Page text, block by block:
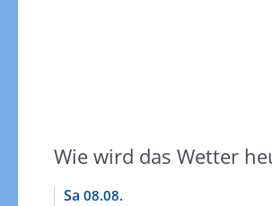
Wie wird das Wetter
Sa 08.08.